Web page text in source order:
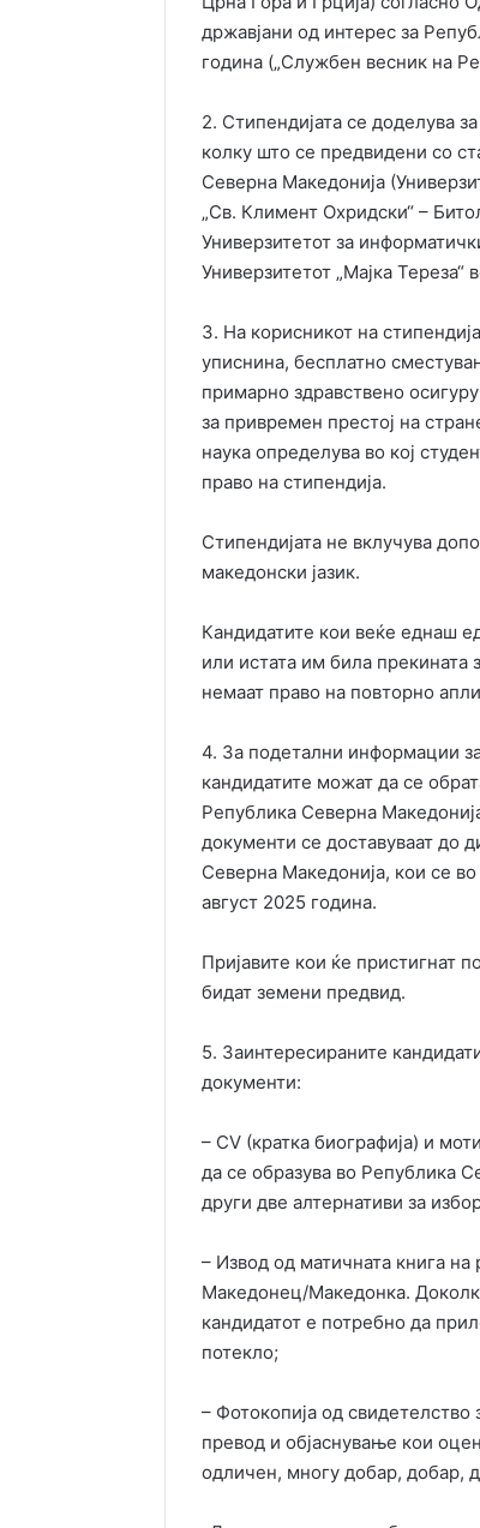
државјани од интерес за
година („Службен весник на
2. Стипендијата се доделува
колку што се предвидени со
Северна Македонија
„Св. Климент Охридски“ –
Универзитетот за
Универзитетот „Мајка Тереза“
3. На корисникот на
уписнина, бесплатно
примарно здравствено
за привремен престој на
наука определува во кој
право на стипендија.
Стипендијата не вклучува
македонски јазик.
Кандидатите кои веќе еднаш
или истата им била прекината
немаат право на повторно
4. За подетални информации
кандидатите можат да се
Република Северна
документи се доставуваат до
Северна Македонија, кои се
август 2025 година.
Пријавите кои ќе пристигнат
бидат земени предвид.
5. Заинтересираните
документи:
– CV (кратка биографија) и
да се образува во Република
други две алтернативи за
– Извод од матичната книга
Македонец/Македонка.
кандидатот е потребно да
потекло;
– Фотокопија од
превод и објаснување кои
одличен, многу добар, добар,